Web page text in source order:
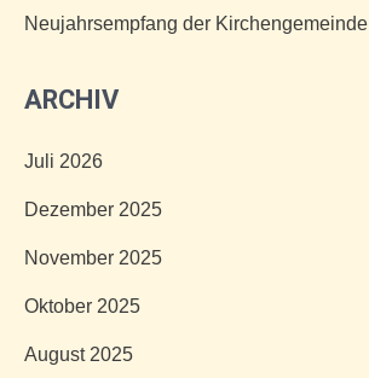
Neujahrsempfang der Kirchengemeinde
ARCHIV
Juli 2026
Dezember 2025
November 2025
Oktober 2025
August 2025